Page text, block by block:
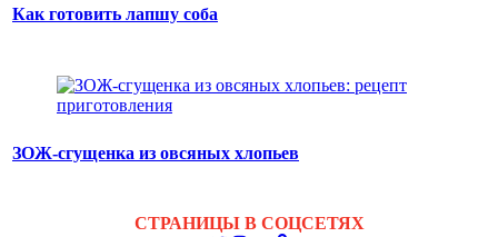
Как готовить лапшу соба
ЗОЖ-сгущенка из овсяных хлопьев
СТРАНИЦЫ В СОЦСЕТЯХ